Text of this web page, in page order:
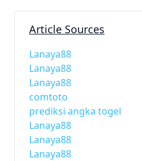
Article Sources
Lanaya88
Lanaya88
Lanaya88
comtoto
prediksi angka togel
Lanaya88
Lanaya88
Lanaya88